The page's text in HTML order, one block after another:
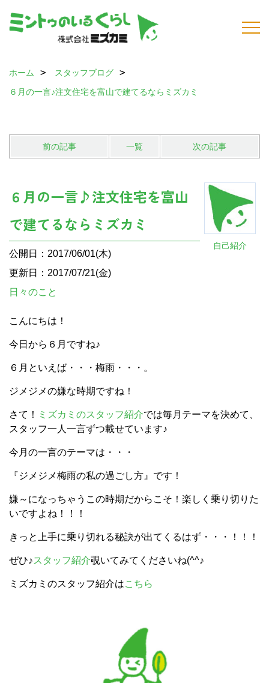
ホーム
スタッフブログ
６月の一言♪注文住宅を富山で建てるならミズカミ
前の記事 一覧 次の記事
自己紹介
６月の一言♪注文住宅を富山
で建てるならミズカミ
公開日：2017/06/01(木)
更新日：2017/07/21(金)
日々のこと
こんにちは！
今日から６月ですね♪
６月といえば・・・梅雨・・・。
ジメジメの嫌な時期ですね！
さて！ ミズカミのスタッフ紹介では毎月テーマを決めて、
スタッフ一人一言ずつ載せています♪
今月の一言のテーマは・・・
『ジメジメ梅雨の私の過ごし方』です！
嫌～になっちゃうこの時期だからこそ！楽しく乗り切りた
いですよね！！！
きっと上手に乗り切れる秘訣が出てくるはず・・・！！！
ぜひ♪スタッフ紹介覗いてみてくださいね(^^♪
ミズカミのスタッフ紹介はこちら